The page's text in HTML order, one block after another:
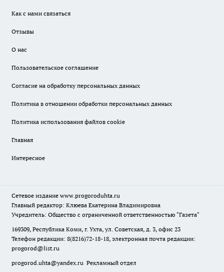
Как с нами связаться
Отзывы
О нас
Пользовательское соглашение
Согласие на обработку персональных данных
Политика в отношении обработки персональных данных
Политика использования файлов cookie
Главная
Интересное
Сетевое издание www.progoroduhta.ru
Главный редактор: Клюева Екатерина Владимировна
Учредитель: Общество с ограниченной ответственностью "Газета"
169309, Республика Коми, г. Ухта, ул. Советская, д. 3, офис 23
Телефон редакции: 8(8216)72-18-18, электронная почта редакции:
progorod@list.ru
progorod.uhta@yandex.ru Рекламный отдел